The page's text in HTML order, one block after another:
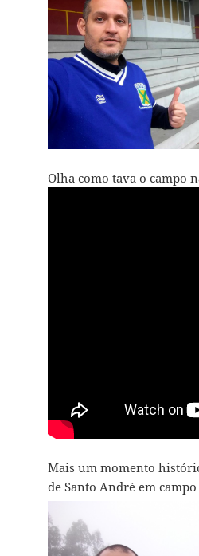
Olha como tava o campo
Mais um momento
de Santo André em